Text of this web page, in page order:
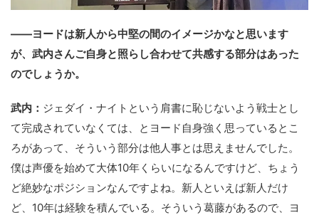
――ヨードは新人から中堅の間のイメージかなと思います
が、武内さんご自身と照らし合わせて共感する部分はあった
のでしょうか。
武内： ジェダイ・ナイトという肩書に恥じないよう戦士とし
て完成されていなくては、とヨード自身強く思っているとこ
ろがあって、そういう部分は他人事とは思えませんでした。
僕は声優を始めて大体10年くらいになるんですけど、ちょう
ど絶妙なポジションなんですよね。新人といえば新人だけ
ど、10年は経験を積んでいる。そういう葛藤があるので、ヨ